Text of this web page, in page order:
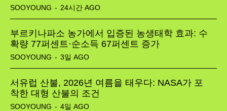
Energy
Food
Health
Life
Interview
SOOYOUNG - 24시간 AGO
부르키나파소 농가에서 입증된 농생태학 효과: 수
확량 77퍼센트·순소득 67퍼센트 증가
SOOYOUNG - 3일 AGO
서유럽 산불, 2026년 여름을 태우다: NASA가 포
착한 대형 산불의 조건
SOOYOUNG - 4일 AGO